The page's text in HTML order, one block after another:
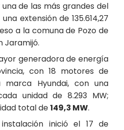
de las más grandes del
extensión de 135.614,27
a la comuna de Pozo de
Jaramijó.
generadora de energía
con 18 motores de
marca Hyundai, con una
unidad de 8.293 MW;
total de149,3 MW.
inició el 17 de